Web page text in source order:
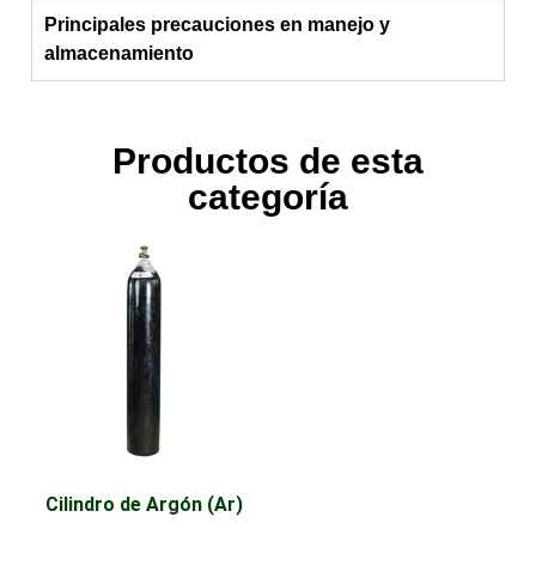
Principales precauciones en manejo y
almacenamiento
Productos de esta
categoría
Cilindro de Argón (Ar)